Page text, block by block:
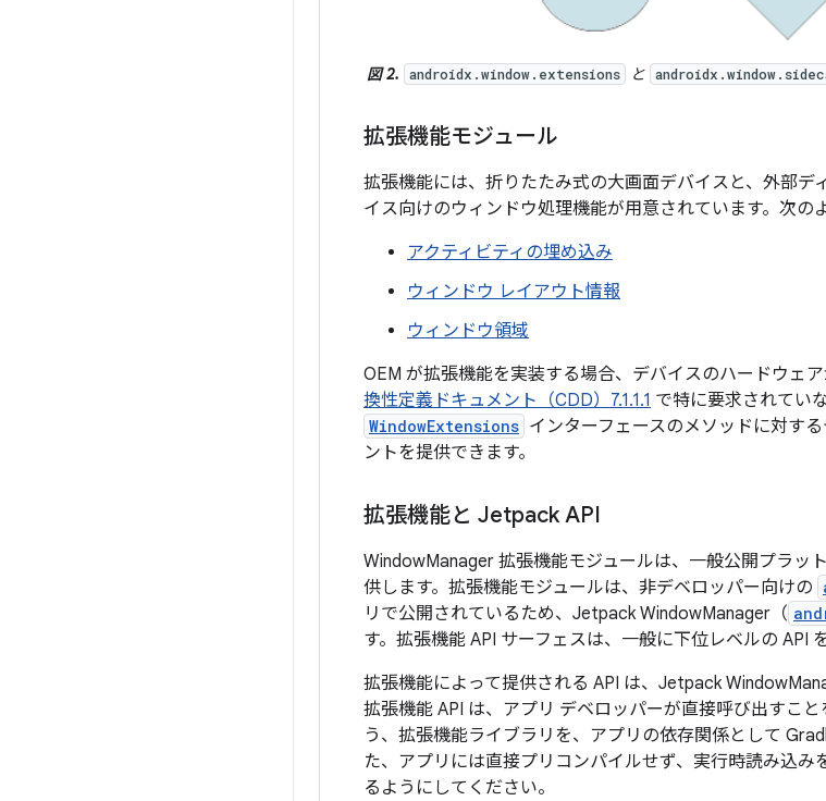
図 2. androidx.window.extensions と
拡張機能モジュール
拡張機能には、折りたたみ式の大画面デバイスと、外部
イス向けのウィンドウ処理機能が用意されています。次の
アクティビティの埋め込み
ウィンドウ レイアウト情報
ウィンドウ領域
OEM が拡張機能を実装する場合、デバイスのハードウェ
換性定義ドキュメント（CDD）7.1.1.1 で特に要求されてい
WindowExtensions インターフェースのメソッドに対す
ントを提供できます。
拡張機能と Jetpack API
WindowManager 拡張機能モジュールは、一般公開プラッ
供します。拡張機能モジュールは、非デベロッパー向けの
リで公開されているため、Jetpack WindowManager（
す。拡張機能 API サーフェスは、一般に下位レベルの API
拡張機能によって提供される API は、Jetpack
拡張機能 API は、アプリ デベロッパーが直接呼び出すこ
う、拡張機能ライブラリを、アプリの依存関係として
た、アプリには直接プリコンパイルせず、実行時読み込
るようにしてください。